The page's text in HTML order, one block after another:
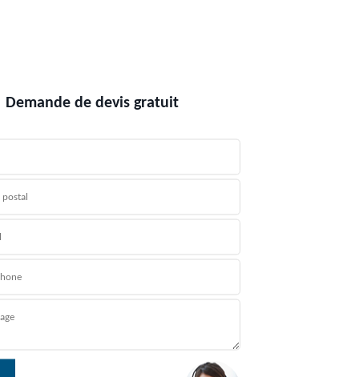
Demande de devis gratuit